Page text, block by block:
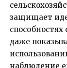
защищает
даже
наблюдение